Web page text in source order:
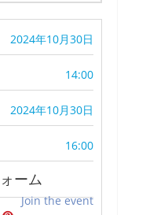
2024年10月30日
14:00
2024年10月30日
16:00
ーム
Join the event